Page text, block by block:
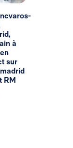
à
sur
RM